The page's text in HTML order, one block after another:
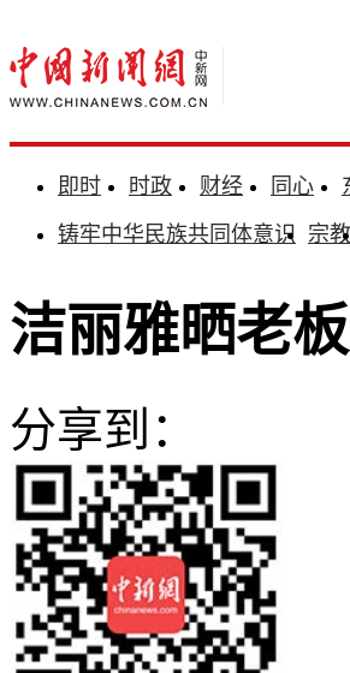
即时 时政 财经 同心
铸牢中华民族共同体意识 宗教
洁丽雅晒老
分享到：